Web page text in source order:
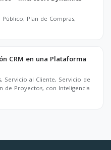
Plan de Compras,
CRM en una Plataforma
Servicio al Cliente, Servicio de
de Proyectos, con Inteligencia